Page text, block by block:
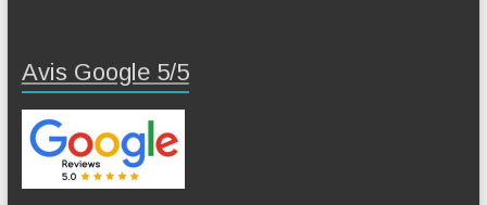
Avis Google 5/5